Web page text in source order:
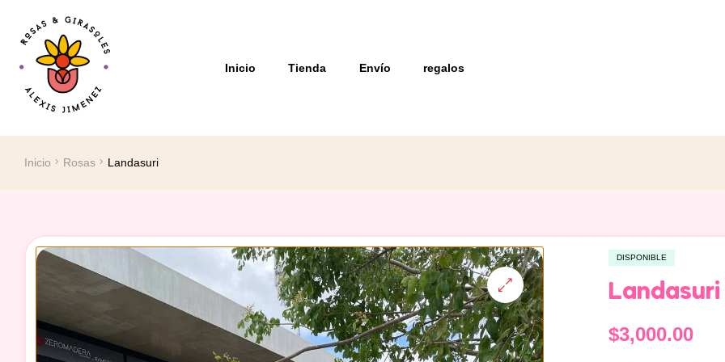
Inicio Tienda Envío regalos
Inicio Rosas Landasuri
DISPONIBLE
Landasuri
$3,000.00